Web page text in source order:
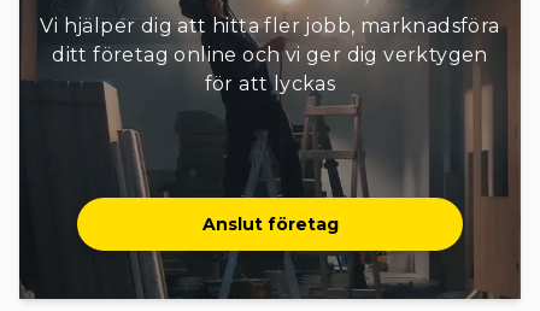
Vi hjälper dig att hitta fler jobb, marknadsföra
ditt företag online och vi ger dig verktygen
för att lyckas
Anslut företag